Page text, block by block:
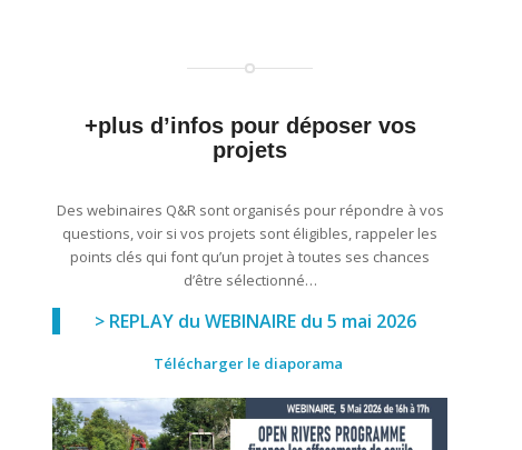
+plus d’infos pour déposer vos
projets
Des webinaires Q&R sont organisés pour répondre à vos
questions, voir si vos projets sont éligibles, rappeler les
points clés qui font qu’un projet à toutes ses chances
d’être sélectionné…
> REPLAY du WEBINAIRE du 5 mai 2026
Télécharger le diaporama